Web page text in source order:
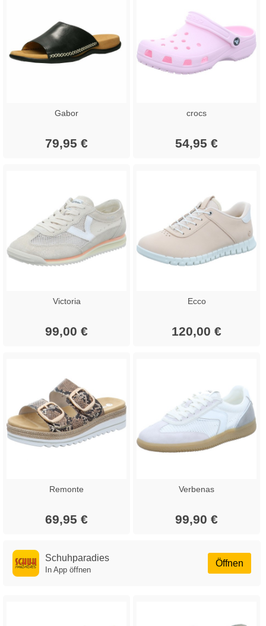
Gabor
79,95 €
crocs
54,95 €
Victoria
99,00 €
Ecco
120,00 €
Remonte
69,95 €
Verbenas
99,90 €
Öffnen
Schuhparadies
In App öffnen